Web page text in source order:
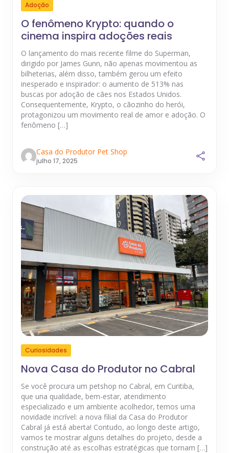
Adoção
O fenômeno Krypto: quando o
cinema inspira adoções reais
O lançamento do mais recente filme do Superman,
dirigido por James Gunn, não apenas movimentou as
bilheterias, além disso, também gerou um efeito
inesperado e inspirador: o aumento de 513% nas
buscas por adoção de cães nos Estados Unidos.
Consequentemente, Krypto, o cãozinho do herói,
protagonizou um movimento real de amor e adoção. O
fenômeno […]
Casa do Produtor Pet Shop
julho 17, 2025
Curiosidades
Nova Casa do Produtor no Cabral
Se você procura um petshop no Cabral, em Curitiba,
que una qualidade, bem-estar, atendimento
especializado e um ambiente acolhedor, temos uma
novidade incrível: a nova filial da Casa do Produtor
Cabral já está aberta! Contudo, ao longo deste artigo,
vamos te mostrar alguns detalhes do projeto, desde a
construção até as escolhas estratégicas que tornam […]